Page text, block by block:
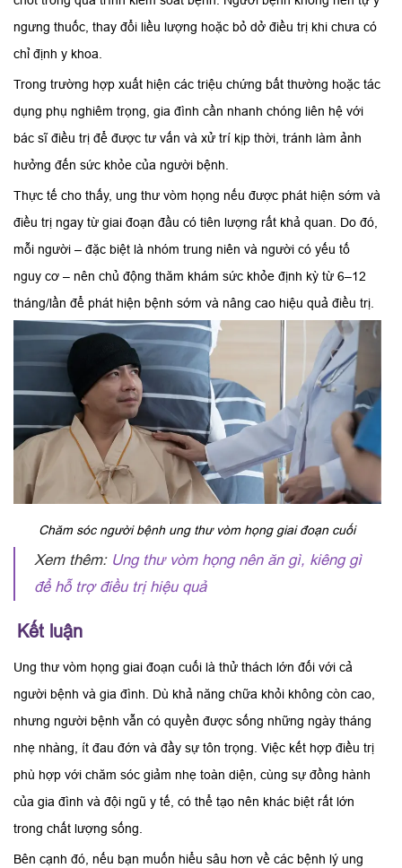
ngưng thuốc, thay đổi liều lượng hoặc bỏ dở điều trị khi chưa có
chỉ định y khoa.
Trong trường hợp xuất hiện các triệu chứng bất thường hoặc tác
dụng phụ nghiêm trọng, gia đình cần nhanh chóng liên hệ với
bác sĩ điều trị để được tư vấn và xử trí kịp thời, tránh làm ảnh
hưởng đến sức khỏe của người bệnh.
Thực tế cho thấy, ung thư vòm họng nếu được phát hiện sớm và
điều trị ngay từ giai đoạn đầu có tiên lượng rất khả quan. Do đó,
mỗi người – đặc biệt là nhóm trung niên và người có yếu tố
nguy cơ – nên chủ động thăm khám sức khỏe định kỳ từ 6–12
tháng/lần để phát hiện bệnh sớm và nâng cao hiệu quả điều trị.
Chăm sóc người bệnh ung thư vòm họng giai đoạn cuối
Xem thêm: Ung thư vòm họng nên ăn gì, kiêng gì
để hỗ trợ điều trị hiệu quả
Kết luận
Ung thư vòm họng giai đoạn cuối là thử thách lớn đối với cả
người bệnh và gia đình. Dù khả năng chữa khỏi không còn cao,
nhưng người bệnh vẫn có quyền được sống những ngày tháng
nhẹ nhàng, ít đau đớn và đầy sự tôn trọng. Việc kết hợp điều trị
phù hợp với chăm sóc giảm nhẹ toàn diện, cùng sự đồng hành
của gia đình và đội ngũ y tế, có thể tạo nên khác biệt rất lớn
trong chất lượng sống.
Bên cạnh đó, nếu bạn muốn hiểu sâu hơn về các bệnh lý ung